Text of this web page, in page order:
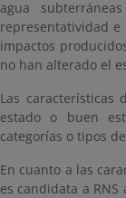
agua
representatividad
impactos
no han alterado el
Las características
estado o buen
categorías o tipos
En cuanto a las
es candidata a